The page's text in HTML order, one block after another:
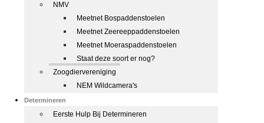
NMV
Meetnet Bospaddenstoelen
Meetnet Zeereeppaddenstoelen
Meetnet Moeraspaddenstoelen
Staat deze soort er nog?
Zoogdiervereniging
NEM Wildcamera's
Determineren
Eerste Hulp Bij Determineren